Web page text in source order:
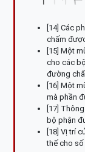
[14] Các
chấm
[15] Một
cho các
đường
[16] Một
mà phần
[17]
bộ phận
[18] Vị trí
thế cho